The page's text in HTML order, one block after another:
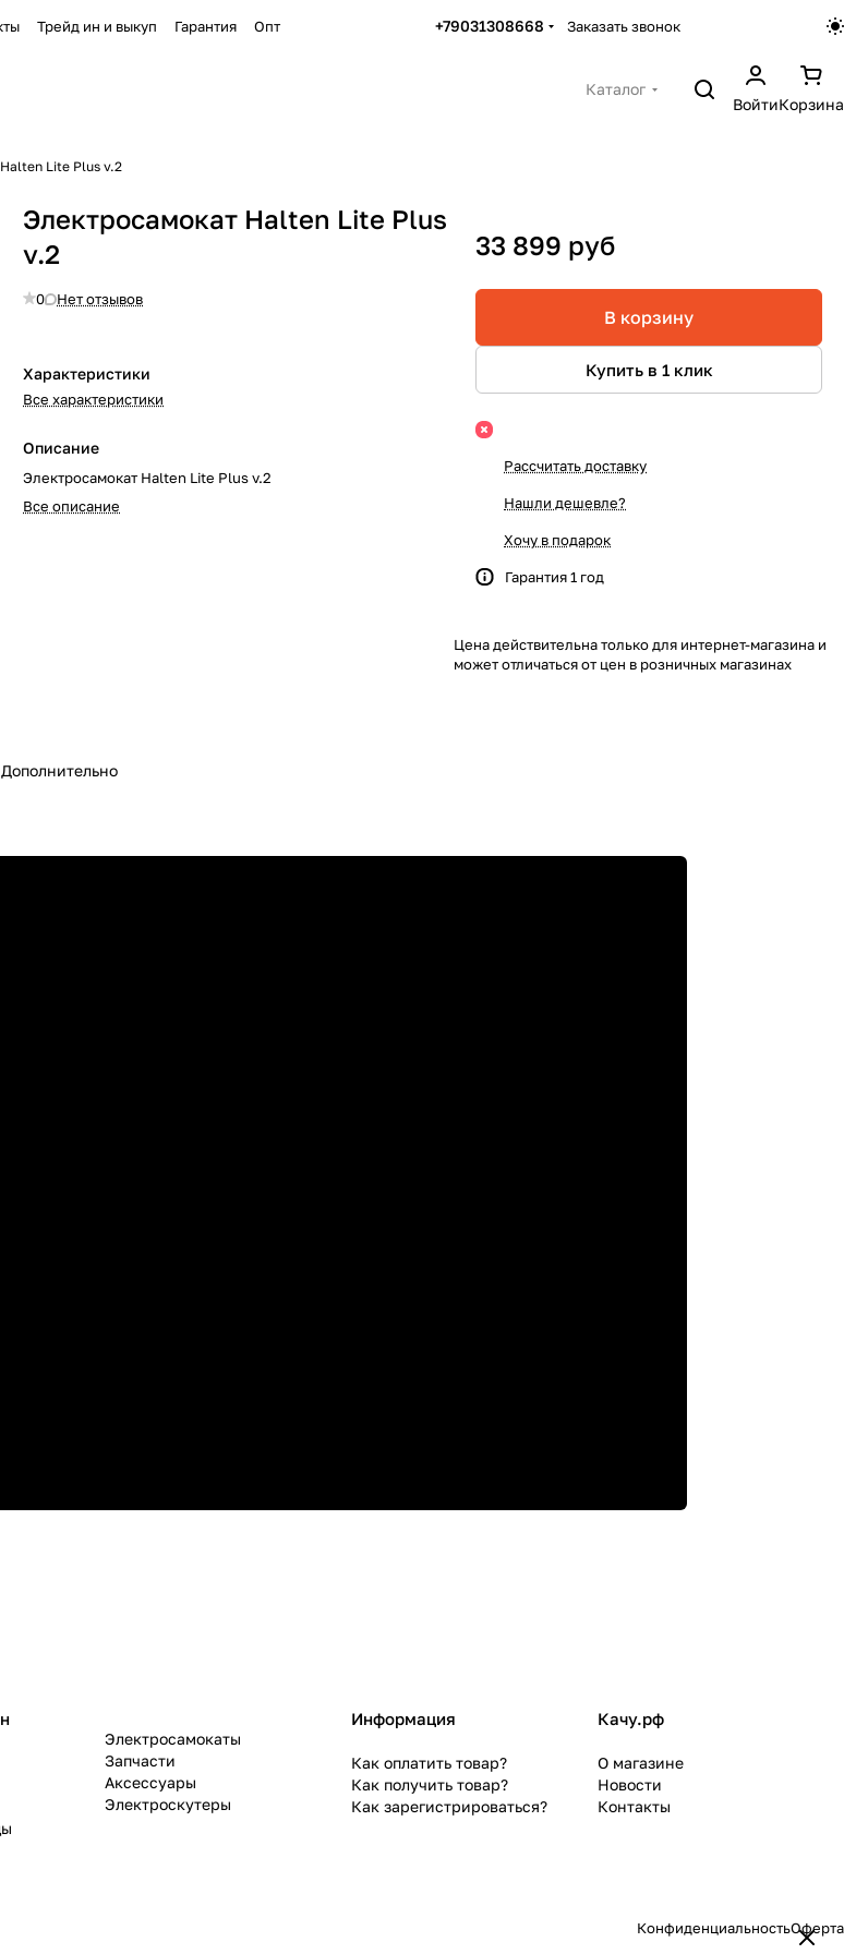
Трейд ин и выкуп Гарантия Опт +79031308668 Заказать звонок
Каталог
ВойтиКорзина
Lite Plus v.2
Электросамокат Halten Lite Plus
v.2
0 Нет отзывов
Характеристики
Все характеристики
Описание
Электросамокат Halten Lite Plus v.2
Все описание
33 899 руб
В корзину
Купить в 1 клик
Рассчитать доставку
Нашли дешевле?
Хочу в подарок
Гарантия 1 год
Цена действительна только для интернет-магазина и
может отличаться от цен в розничных магазинах
Дополнительно
Электросамокаты
Запчасти
Аксессуары
Электроскутеры
Информация
Как оплатить товар?
Как получить товар?
Как зарегистрироваться?
Качу.рф
О магазине
Новости
Контакты
КонфиденциальностьОферта